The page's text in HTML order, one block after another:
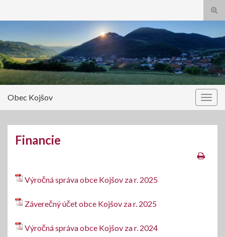
Obec Kojšov
Financie
Výročná správa obce Kojšov za r. 2025
Záverečný účet obce Kojšov za r. 2025
Výročná správa obce Kojšov za r. 2024